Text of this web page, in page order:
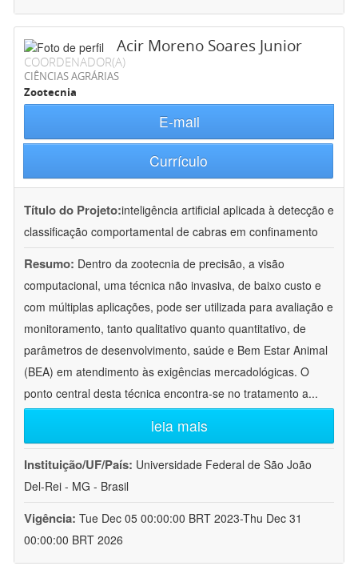
Acir Moreno Soares Junior
COORDENADOR(A)
CIÊNCIAS AGRÁRIAS
Zootecnia
E-mail
Currículo
Título do Projeto:inteligência artificial aplicada à detecção e
classificação comportamental de cabras em confinamento
Resumo: Dentro da zootecnia de precisão, a visão
computacional, uma técnica não invasiva, de baixo custo e
com múltiplas aplicações, pode ser utilizada para avaliação e
monitoramento, tanto qualitativo quanto quantitativo, de
parâmetros de desenvolvimento, saúde e Bem Estar Animal
(BEA) em atendimento às exigências mercadológicas. O
ponto central desta técnica encontra-se no tratamento a...
leia mais
Instituição/UF/País: Universidade Federal de São João
Del-Rei - MG - Brasil
Vigência: Tue Dec 05 00:00:00 BRT 2023-Thu Dec 31
00:00:00 BRT 2026